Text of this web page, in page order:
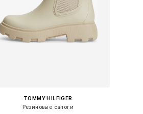
TOMMY HILFIGER
Резиновые сапоги